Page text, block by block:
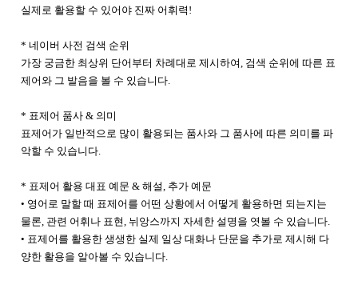
실제로 활용할 수 있어야 진짜 어휘력!
* 네이버 사전 검색 순위
가장 궁금한 최상위 단어부터 차례대로 제시하여, 검색 순위에 따른 표
제어와 그 발음을 볼 수 있습니다.
* 표제어 품사 & 의미
표제어가 일반적으로 많이 활용되는 품사와 그 품사에 따른 의미를 파
악할 수 있습니다.
* 표제어 활용 대표 예문 & 해설, 추가 예문
• 영어로 말할 때 표제어를 어떤 상황에서 어떻게 활용하면 되는지는
물론, 관련 어휘나 표현, 뉘앙스까지 자세한 설명을 엿볼 수 있습니다.
• 표제어를 활용한 생생한 실제 일상 대화나 단문을 추가로 제시해 다
양한 활용을 알아볼 수 있습니다.